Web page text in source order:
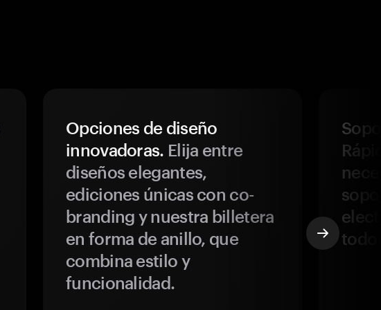
Opciones de diseño
innovadoras. Elija entre
diseños elegantes,
ediciones únicas con co-
branding y nuestra billetera
en forma de anillo, que
combina estilo y
funcionalidad.
todo